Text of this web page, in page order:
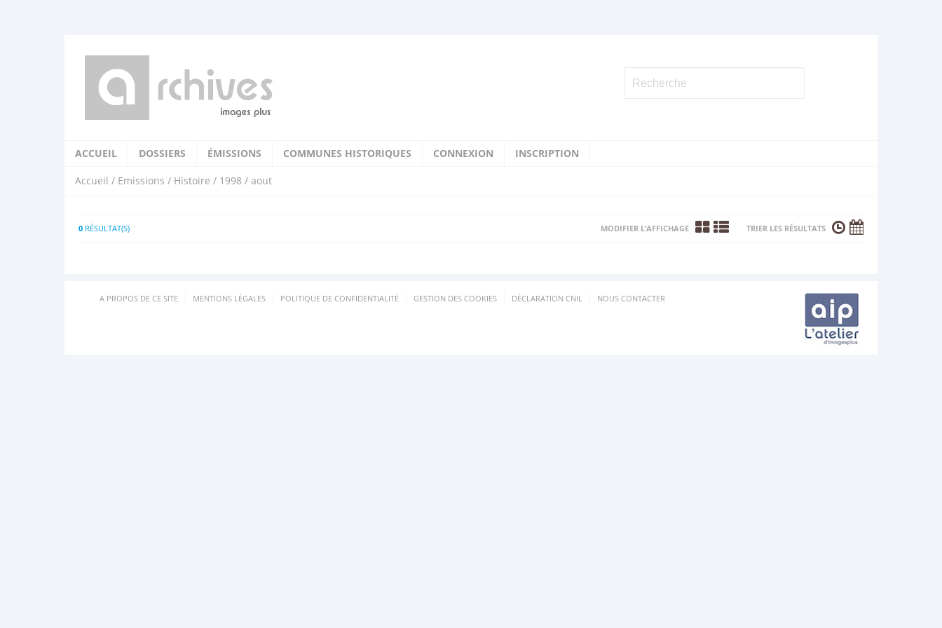
ACCUEIL DOSSIERS ÉMISSIONS COMMUNES HISTORIQUES CONNEXION INSCRIPTION
Accueil / Emissions / Histoire / 1998 / aout
0 RÉSULTAT(S) TRIER LES RÉSULTATS
MODIFIER L’AFFICHAGE
A PROPOS DE CE SITE MENTIONS LÉGALES POLITIQUE DE CONFIDENTIALITÉ GESTION DES COOKIES DÉCLARATION CNIL NOUS CONTACTER